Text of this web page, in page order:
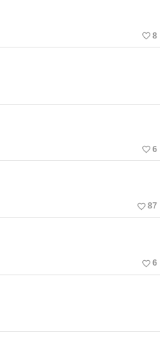
favorite_border 8
favorite_border 6
favorite_border 87
favorite_border 6